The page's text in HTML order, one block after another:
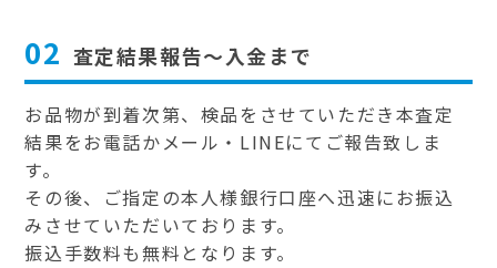
02 査定結果報告～入金まで
お品物が到着次第、検品をさせていただき本査定
結果をお電話かメール・LINEにてご報告致しま
す。
その後、ご指定の本人様銀行口座へ迅速にお振込
みさせていただいております。
振込手数料も無料となります。